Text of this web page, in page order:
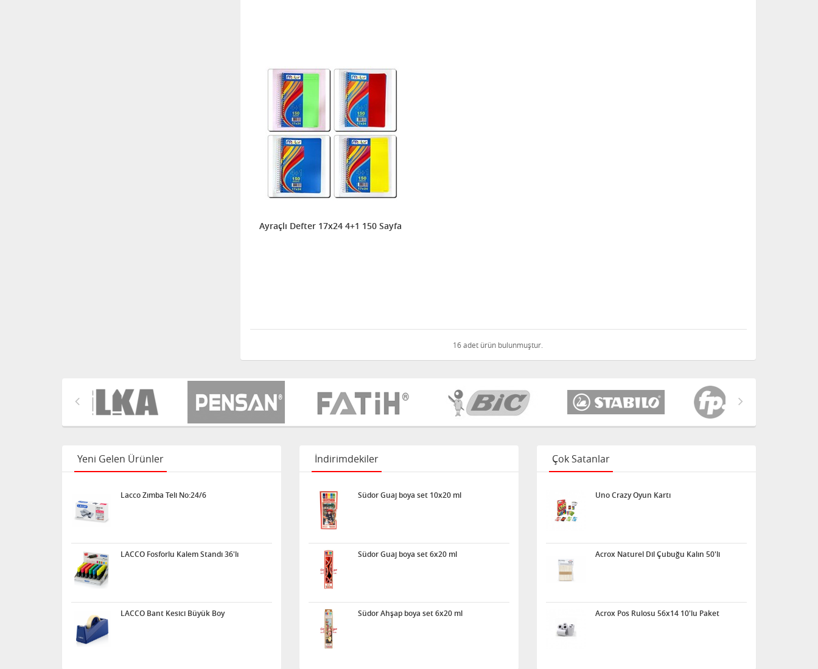
Ayraçlı Defter 17x24 4+1 150 Sayfa
16 adet ürün bulunmuştur.
Yeni Gelen Ürünler
Lacco Zımba Teli No:24/6
LACCO Fosforlu Kalem Standı 36'lı
LACCO Bant Kesici Büyük Boy
İndirimdekiler
Südor Guaj boya set 10x20 ml
Südor Guaj boya set 6x20 ml
Südor Ahşap boya set 6x20 ml
Çok Satanlar
Uno Crazy Oyun Kartı
Acrox Naturel Dil Çubuğu Kalın 50'li
Acrox Pos Rulosu 56x14 10'lu Paket